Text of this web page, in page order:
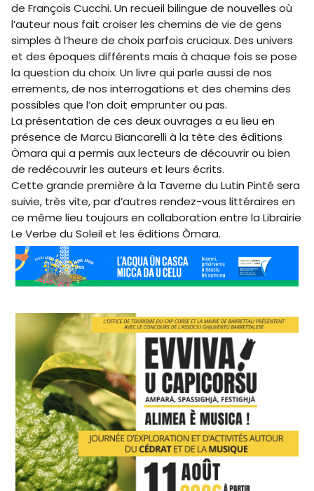
de François Cucchi. Un recueil bilingue de nouvelles où
l’auteur nous fait croiser les chemins de vie de gens
simples à l’heure de choix parfois cruciaux. Des univers
et des époques différents mais à chaque fois se pose
la question du choix. Un livre qui parle aussi de nos
errements, de nos interrogations et des chemins des
possibles que l’on doit emprunter ou pas.
La présentation de ces deux ouvrages a eu lieu en
présence de Marcu Biancarelli à la tête des éditions
Òmara qui a permis aux lecteurs de découvrir ou bien
de redécouvrir les auteurs et leurs écrits.
Cette grande première à la Taverne du Lutin Pinté sera
suivie, très vite, par d’autres rendez-vous littéraires en
ce même lieu toujours en collaboration entre la Librairie
Le Verbe du Soleil et les éditions Òmara.